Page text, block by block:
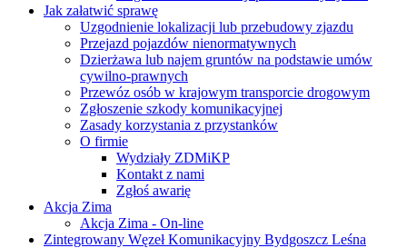
Jak załatwić sprawę
Uzgodnienie lokalizacji lub przebudowy zjazdu
Przejazd pojazdów nienormatywnych
Dzierżawa lub najem gruntów na podstawie umów
cywilno-prawnych
Przewóz osób w krajowym transporcie drogowym
Zgłoszenie szkody komunikacyjnej
Zasady korzystania z przystanków
O firmie
Wydziały ZDMiKP
Kontakt z nami
Zgłoś awarię
Akcja Zima
Akcja Zima - On-line
Zintegrowany Węzeł Komunikacyjny Bydgoszcz Leśna